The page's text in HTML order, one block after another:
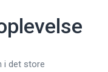
i det store